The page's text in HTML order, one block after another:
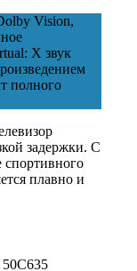
Vision,
X звук
полного
задержки. С
спортивного
плавно и